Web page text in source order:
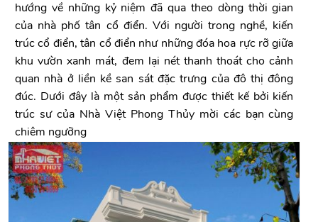
hướng về những kỷ niệm đã qua theo dòng thời gian
của nhà phố tân cổ điển. Với người trong nghề, kiến
trúc cổ điển, tân cổ điển như những đóa hoa rực rỡ giữa
khu vườn xanh mát, đem lại nét thanh thoát cho cảnh
quan nhà ở liền kề san sát đặc trưng của đô thị đông
đúc. Dưới đây là một sản phẩm được thiết kế bởi kiến
trúc sư của Nhà Việt Phong Thủy mời các bạn cùng
chiêm ngưỡng